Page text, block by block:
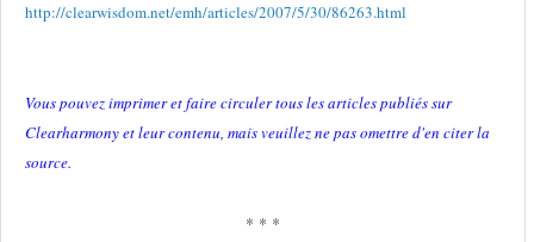
http://clearwisdom.net/emh/articles/2007/5/30/86263.html
Vous pouvez imprimer et faire circuler tous les articles publiés sur
Clearharmony et leur contenu, mais veuillez ne pas omettre d'en citer la
source.
* * *